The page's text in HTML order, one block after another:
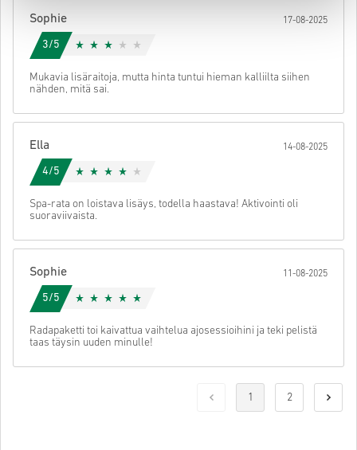
käyttöön.
Sophie 17-08-2025
3/5
Mukavia lisäraitoja, mutta hinta tuntui hieman kalliilta siihen
nähden, mitä sai.
Ella 14-08-2025
4/5
Spa-rata on loistava lisäys, todella haastava! Aktivointi oli
suoraviivaista.
Sophie 11-08-2025
5/5
Radapaketti toi kaivattua vaihtelua ajosessioihini ja teki pelistä
taas täysin uuden minulle!
1 2